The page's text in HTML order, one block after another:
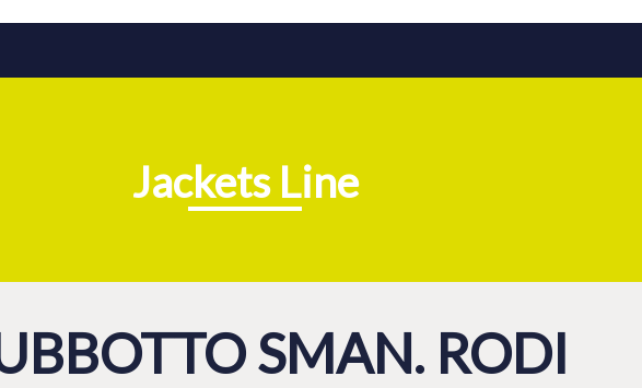
Jackets Line
SMAN. RODI